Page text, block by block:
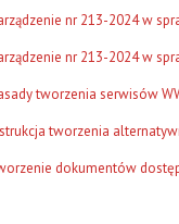
nr 213-2024 w
nr 213-2024 w
tworzenia serwisów
tworzenia
dokumentów